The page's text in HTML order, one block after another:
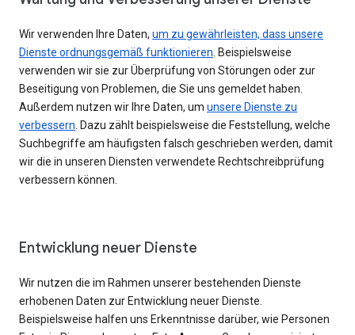
Wir verwenden Ihre Daten, um zu gewährleisten, dass unsere
Dienste ordnungsgemäß funktionieren . Beispielsweise
verwenden wir sie zur Überprüfung von Störungen oder zur
Beseitigung von Problemen, die Sie uns gemeldet haben.
Außerdem nutzen wir Ihre Daten, um unsere Dienste zu
verbessern . Dazu zählt beispielsweise die Feststellung, welche
Suchbegriffe am häufigsten falsch geschrieben werden, damit
wir die in unseren Diensten verwendete Rechtschreibprüfung
verbessern können.
Entwicklung neuer Dienste
Wir nutzen die im Rahmen unserer bestehenden Dienste
erhobenen Daten zur Entwicklung neuer Dienste.
Beispielsweise halfen uns Erkenntnisse darüber, wie Personen